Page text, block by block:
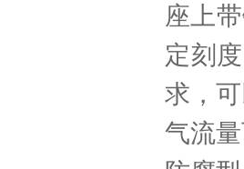
座上
定刻
求，
气流